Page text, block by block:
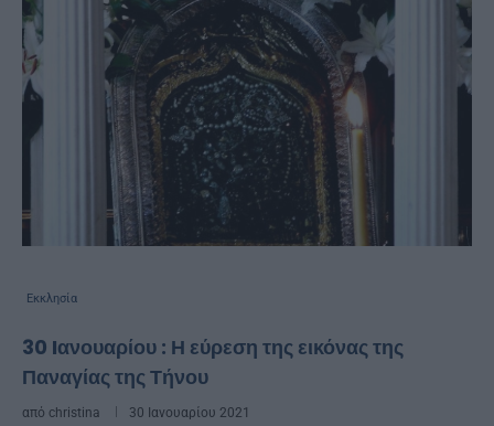
Εκκλησία
30 Iανουαρίου : Η εύρεση της εικόνας της
Παναγίας της Τήνου
από christina 30 Ιανουαρίου 2021